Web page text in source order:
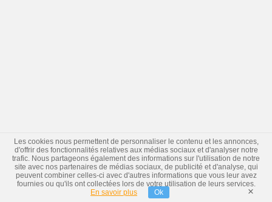
Les cookies nous permettent de personnaliser le contenu et les annonces,
d'offrir des fonctionnalités relatives aux médias sociaux et d'analyser notre
trafic. Nous partageons également des informations sur l'utilisation de notre
site avec nos partenaires de médias sociaux, de publicité et d'analyse, qui
peuvent combiner celles-ci avec d'autres informations que vous leur avez
fournies ou qu'ils ont collectées lors de votre utilisation de leurs services.
En savoir plus
Ok ×